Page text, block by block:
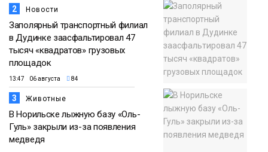
2 Новости
Заполярный транспортный филиал
в Дудинке заасфальтировал 47
тысяч «квадратов» грузовых
площадок
13:47 06 августа 84
3 Животные
В Норильске лыжную базу «Оль-
Гуль» закрыли из-за появления
медведя